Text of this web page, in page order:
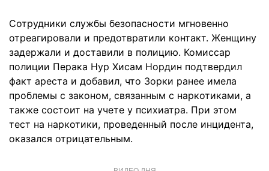
Сотрудники службы безопасности мгновенно
отреагировали и предотвратили контакт. Женщину
задержали и доставили в полицию. Комиссар
полиции Перака Нур Хисам Нордин подтвердил
факт ареста и добавил, что Зорки ранее имела
проблемы с законом, связанным с наркотиками, а
также состоит на учете у психиатра. При этом
тест на наркотики, проведенный после инцидента,
оказался отрицательным.